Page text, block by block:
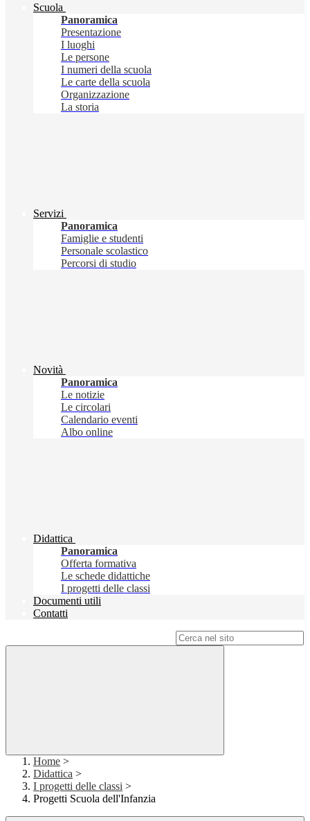
Scuola
Panoramica
Presentazione
I luoghi
Le persone
I numeri della scuola
Le carte della scuola
Organizzazione
La storia
Servizi
Panoramica
Famiglie e studenti
Personale scolastico
Percorsi di studio
Novità
Panoramica
Le notizie
Le circolari
Calendario eventi
Albo online
Didattica
Panoramica
Offerta formativa
Le schede didattiche
I progetti delle classi
Documenti utili
Contatti
Home >
Didattica >
I progetti delle classi >
Progetti Scuola dell'Infanzia